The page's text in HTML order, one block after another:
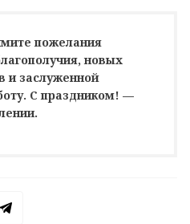
пожелания
новых
и заслуженной
С праздником! —